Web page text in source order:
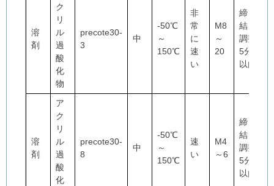
溶
剤
ク
リ
ル
過
酸
化
物
precote30-
3
中
-50℃
～
150℃
非
常
に
速
い
M8
～
20
締
結・
調整
5分
以内
溶
剤
ア
ク
リ
ル
過
酸
化
precote30-
8
中
-50℃
～
150℃
速
い
M4
～6
締
結・
調整
5分
以内